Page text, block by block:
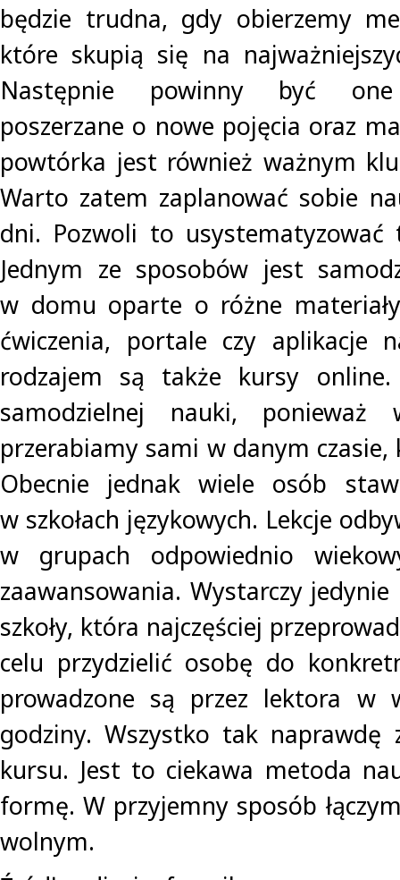
będzie trudna, gdy obierzemy
które skupią się na
Następnie powinny być one
poszerzane o nowe pojęcia oraz
powtórka jest również ważnym
Warto zatem zaplanować sobie
dni. Pozwoli to usystematyzować
Jednym ze sposobów jest
w domu oparte o różne
ćwiczenia, portale czy aplikacje
rodzajem są także kursy
samodzielnej nauki, ponieważ
przerabiamy sami w danym
Obecnie jednak wiele osób
w szkołach językowych. Lekcje
w grupach odpowiednio
zaawansowania. Wystarczy
szkoły, która najczęściej
celu przydzielić osobę do
prowadzone są przez lektora w
godziny. Wszystko tak naprawdę
kursu. Jest to ciekawa metoda
formę. W przyjemny sposób
wolnym.